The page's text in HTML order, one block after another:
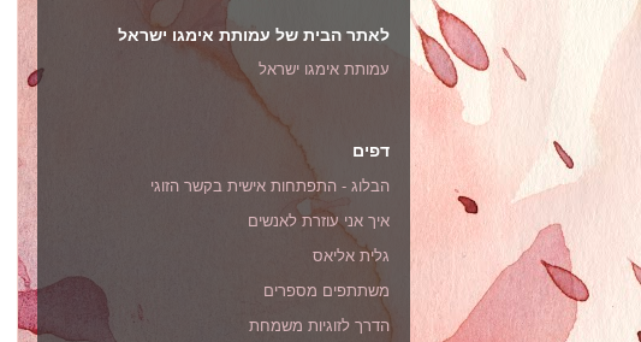
לאתר הבית של עמותת אימגו ישראל
עמותת אימגו ישראל
דפים
הבלוג - התפתחות אישית בקשר הזוגי
איך אני עוזרת לאנשים
גלית אליאס
משתתפים מספרים
הדרך לזוגיות משמחת